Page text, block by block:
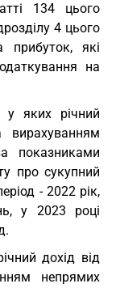
134 цього
4 цього
прибуток, які
на
у яких річний
вирахуванням
показниками
про сукупний
- 2022 рік,
у 2023 році
дохід від
непрямих